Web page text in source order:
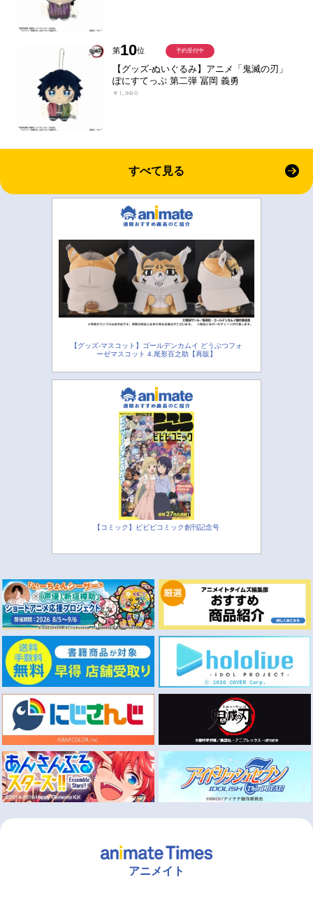
第10位
【グッズ-ぬいぐるみ】アニメ「鬼滅の刃」
ぽにすてっぷ 第二弾 冨岡 義勇
￥1,980
予約受付中
すべて見る
【グッズ-マスコット】ゴールデンカムイ どうぶつフォ
ーゼマスコット 4.尾形百之助【再販】
【コミック】ビビビコミック創刊記念号
アニメイト